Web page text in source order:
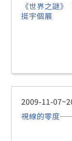
《世界之謎
挺宇個展
2009-11-
視線的零度